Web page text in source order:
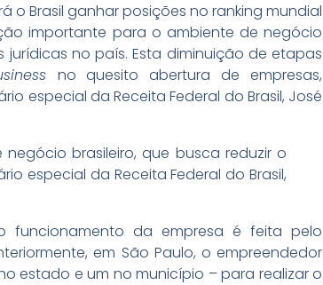
o Brasil ganhar posições no ranking mundial
importante para o ambiente de negócio
no país. Esta diminuição de etapas
no quesito abertura de empresas,
especial da Receita Federal do Brasil, José
brasileiro, que busca reduzir o
especial da Receita Federal do Brasil,
funcionamento da empresa é feita pelo
em São Paulo, o empreendedor
estado e um no município – para realizar o